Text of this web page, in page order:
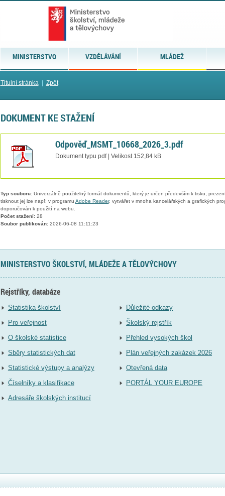
MINISTERSTVO VZDĚLÁVÁNÍ MLÁDEŽ
Titulní stránka| Zpět
DOKUMENT KE STAŽENÍ
Odpověď_MSMT_10668_2026_3.pdf
Dokument typu pdf | Velikost 152,84 kB
Typ souboru:Univerzálně použitelný formát dokumentů, který je určen především k tisku,
tisknout jej lze např. v programu Adobe Reader, vytvářet v mnoha kancelářských a grafických
doporučován k použití na webu.
Počet stažení:28
Soubor publikován:2026-06-08 11:11:23
MINISTERSTVO ŠKOLSTVÍ, MLÁDEŽE A TĚLOVÝCHOVY
Rejstříky, databáze
Statistika školství
Pro veřejnost
O školské statistice
Sběry statistických dat
Statistické výstupy a analýzy
Číselníky a klasifikace
Adresáře školských institucí
Důležité odkazy
Školský rejstřík
Přehled vysokých škol
Plán veřejných zakázek 2026
Otevřená data
PORTÁL YOUR EUROPE